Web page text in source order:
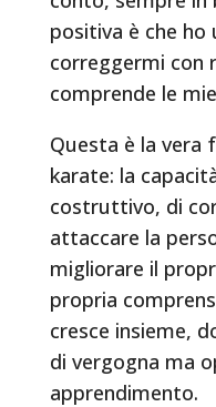
positiva è che ho
correggermi con
comprende le
Questa è la vera
karate: la
costruttivo, di
attaccare la
migliorare il
propria
cresce insieme,
di vergogna ma
apprendimento.